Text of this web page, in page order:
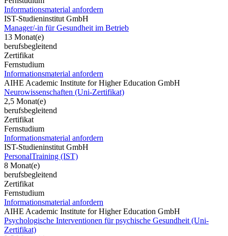
Informationsmaterial anfordern
IST-Studieninstitut GmbH
Manager/-in für Gesundheit im Betrieb
13 Monat(e)
berufsbegleitend
Zertifikat
Fernstudium
Informationsmaterial anfordern
AIHE Academic Institute for Higher Education GmbH
Neurowissenschaften (Uni-Zertifikat)
2,5 Monat(e)
berufsbegleitend
Zertifikat
Fernstudium
Informationsmaterial anfordern
IST-Studieninstitut GmbH
PersonalTraining (IST)
8 Monat(e)
berufsbegleitend
Zertifikat
Fernstudium
Informationsmaterial anfordern
AIHE Academic Institute for Higher Education GmbH
Psychologische Interventionen für psychische Gesundheit (Uni-
Zertifikat)